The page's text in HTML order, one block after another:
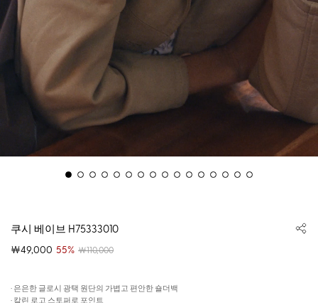
쿠시 베이브 H75333010
￦49,000 55% ￦110,000
· 은은한 글로시 광택 원단의 가볍고 편안한 숄더백
· 칼린 로고 스토퍼로 포인트